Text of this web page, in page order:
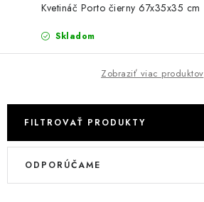
BAROVÉ STOLIČKY
STOLY
VANKÚŠE
LAMELOVÉ ROŠTY DO POSTELE
Kvetináč Porto čierny 67x35x35 cm
Skladom
Zobraziť viac produktov
FILTROVAŤ PRODUKTY
V
R
ODPORÚČAME